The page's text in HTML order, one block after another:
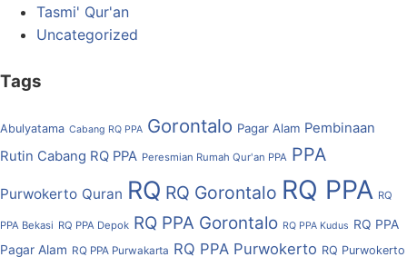
Tasmi' Qur'an
Uncategorized
Tags
Abulyatama Cabang RQ PPA Gorontalo Pagar Alam Pembinaan
Rutin Cabang RQ PPA Peresmian Rumah Qur'an PPA PPA
Purwokerto Quran RQ RQ Gorontalo RQ PPA RQ
PPA Bekasi RQ PPA Depok RQ PPA Gorontalo RQ PPA Kudus RQ PPA
Pagar Alam RQ PPA Purwakarta RQ PPA Purwokerto RQ Purwokerto